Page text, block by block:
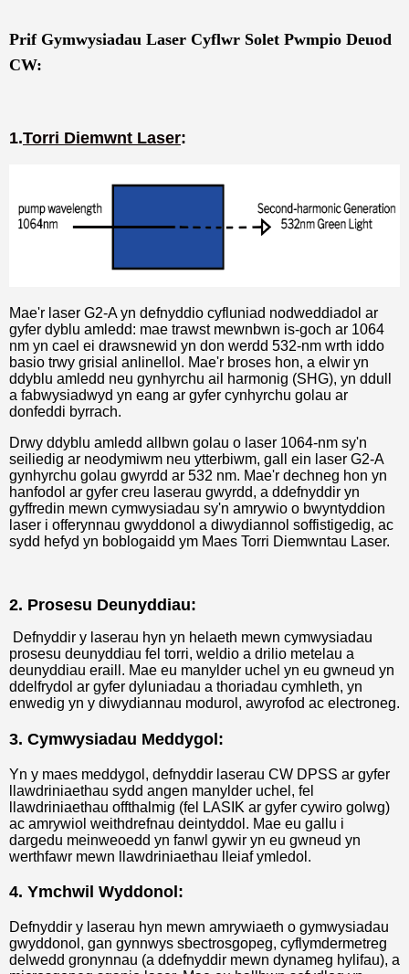
Prif Gymwysiadau Laser Cyflwr Solet Pwmpio Deuod
CW:
1.Torri Diemwnt Laser:
Mae'r laser G2-A yn defnyddio cyfluniad nodweddiadol ar
gyfer dyblu amledd: mae trawst mewnbwn is-goch ar 1064
nm yn cael ei drawsnewid yn don werdd 532-nm wrth iddo
basio trwy grisial anlinellol. Mae'r broses hon, a elwir yn
ddyblu amledd neu gynhyrchu ail harmonig (SHG), yn ddull
a fabwysiadwyd yn eang ar gyfer cynhyrchu golau ar
donfeddi byrrach.
Drwy ddyblu amledd allbwn golau o laser 1064-nm sy'n
seiliedig ar neodymiwm neu ytterbiwm, gall ein laser G2-A
gynhyrchu golau gwyrdd ar 532 nm. Mae'r dechneg hon yn
hanfodol ar gyfer creu laserau gwyrdd, a ddefnyddir yn
gyffredin mewn cymwysiadau sy'n amrywio o bwyntyddion
laser i offerynnau gwyddonol a diwydiannol soffistigedig, ac
sydd hefyd yn boblogaidd ym Maes Torri Diemwntau Laser.
2. Prosesu Deunyddiau:
Defnyddir y laserau hyn yn helaeth mewn cymwysiadau
prosesu deunyddiau fel torri, weldio a drilio metelau a
deunyddiau eraill. Mae eu manylder uchel yn eu gwneud yn
ddelfrydol ar gyfer dyluniadau a thoriadau cymhleth, yn
enwedig yn y diwydiannau modurol, awyrofod ac electroneg.
3. Cymwysiadau Meddygol:
Yn y maes meddygol, defnyddir laserau CW DPSS ar gyfer
llawdriniaethau sydd angen manylder uchel, fel
llawdriniaethau offthalmig (fel LASIK ar gyfer cywiro golwg)
ac amrywiol weithdrefnau deintyddol. Mae eu gallu i
dargedu meinweoedd yn fanwl gywir yn eu gwneud yn
werthfawr mewn llawdriniaethau lleiaf ymledol.
4. Ymchwil Wyddonol:
Defnyddir y laserau hyn mewn amrywiaeth o gymwysiadau
gwyddonol, gan gynnwys sbectrosgopeg, cyflymdermetreg
delwedd gronynnau (a ddefnyddir mewn dynameg hylifau), a